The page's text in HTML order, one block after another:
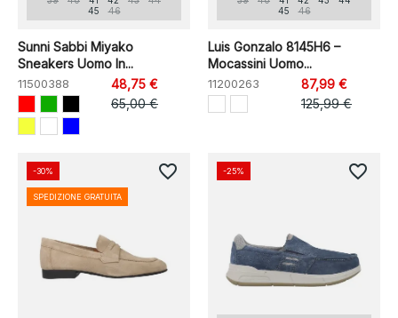
45
46
Sunni Sabbi Miyako
Sneakers Uomo In...
11500388
48,75 €
65,00 €
45
46
Luis Gonzalo 8145H6 –
Mocassini Uomo...
11200263
87,99 €
125,99 €
-30%
SPEDIZIONE GRATUITA
favorite_border -25% favorite_border